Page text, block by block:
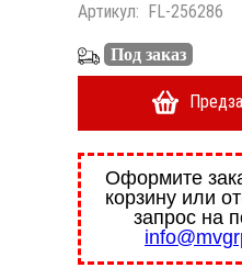
Артикул: FL-256286
Под заказ
Оформите
корзину или
запрос на